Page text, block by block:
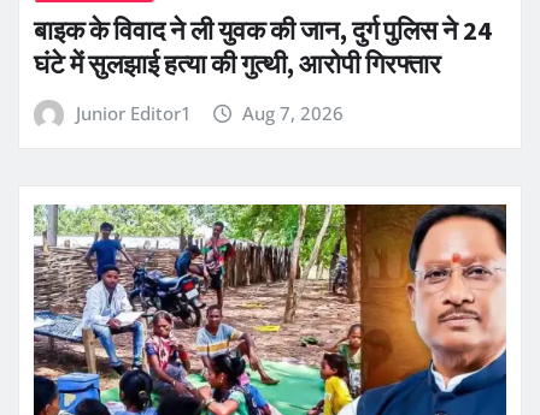
बाइक के विवाद ने ली युवक की जान, दुर्ग पुलिस ने 24
घंटे में सुलझाई हत्या की गुत्थी, आरोपी गिरफ्तार
Junior Editor1 Aug 7, 2026